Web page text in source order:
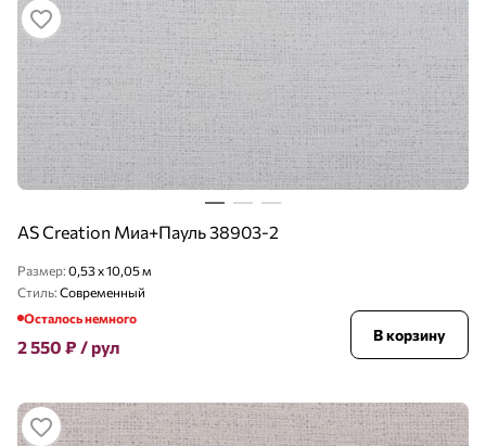
AS Creation Миа+Пауль 38903-2
Размер: 0,53 x 10,05 м
Стиль: Современный
Осталось немного
2 550 ₽ / рул
В корзину